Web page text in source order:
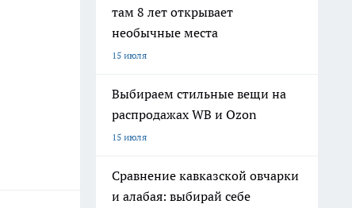
там 8 лет открывает
необычные места
15 июля
Выбираем стильные вещи на
распродажах WB и Ozon
15 июля
Сравнение кавказской овчарки
и алабая: выбирай себе